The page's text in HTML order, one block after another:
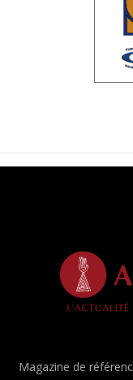
Magazine de